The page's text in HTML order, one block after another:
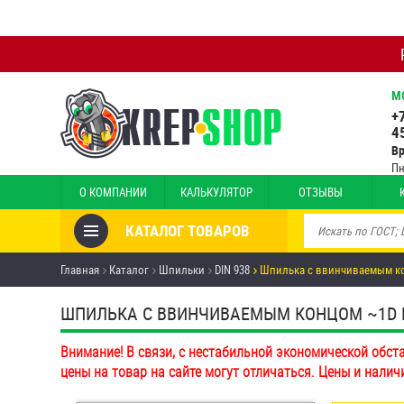
О КОМПАНИИ КАЛЬКУЛЯТОР ОТЗЫВЫ
КАТАЛОГ ТОВАРОВ
Товары со скидкой
Анкеры
Антивандальный крепёж,
инструмент
Болты и винты
Главная Каталог Шпильки DIN 938 Шпилька c ввинчиваемым
ШПИЛЬКА C ВВИНЧИВАЕМЫМ КОНЦОМ ~1D
Внимание! В связи, с нестабильной экономической
цены на товар на сайте могут отличаться. Цены и